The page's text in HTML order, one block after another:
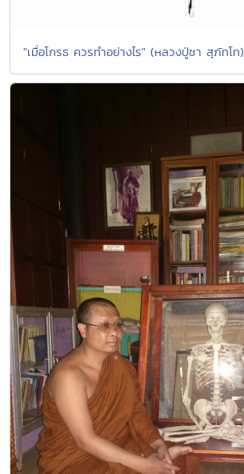
"เมื่อโกรธ ควรทำอย่างไร" (หลวงปู่ชา สุภัทโท)